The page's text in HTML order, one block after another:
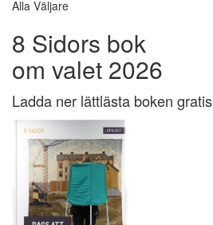
Alla Väljare
8 Sidors bok
om valet 2026
Ladda ner lättlästa boken gratis